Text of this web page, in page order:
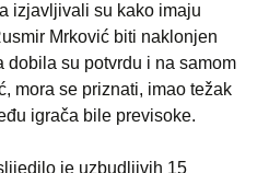
izjavljivali su kako imaju
Mrković biti naklonjen
dobila su potvrdu i na samom
mora se priznati, imao težak
igrača bile previsoke.
je uzbudljivih 15